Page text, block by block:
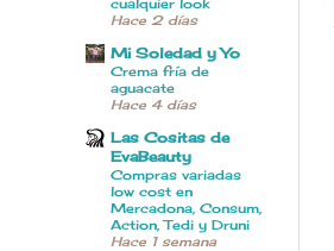
cualquier look
Hace 2 días
Mi Soledad y Yo
Crema fría de
aguacate
Hace 4 días
Las Cositas de
EvaBeauty
Compras variadas
low cost en
Mercadona, Consum,
Action, Tedi y Druni
Hace 1 semana